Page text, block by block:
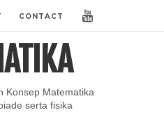
CONTACT
Konsep Matematika
serta fisika